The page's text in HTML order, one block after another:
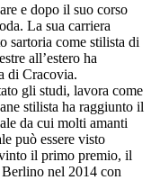
e dopo il suo corso
La sua carriera
sartoria come stilista di
all’estero ha
di Cracovia.
gli studi, lavora come
stilista ha raggiunto il
da cui molti amanti
può essere visto
il primo premio, il
nel 2014 con